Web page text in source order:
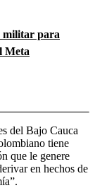
militar para
Meta
del Bajo Cauca
tiene
que le genere
en hechos de